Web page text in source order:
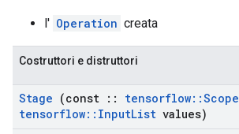
l' Operation creata
Costruttori e distruttori
Stage (const :: tensorflow::Scope
tensorflow:: InputList values)